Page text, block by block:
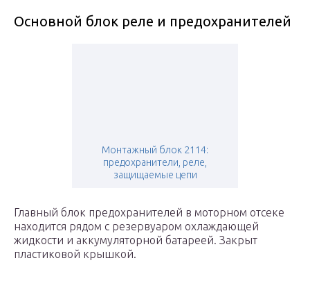
Основной блок реле и предохранителей
Монтажный блок 2114:
предохранители, реле,
защищаемые цепи
Главный блок предохранителей в моторном отсеке
находится рядом с резервуаром охлаждающей
жидкости и аккумуляторной батареей. Закрыт
пластиковой крышкой.